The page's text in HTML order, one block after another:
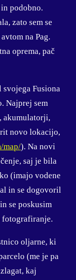
podobno.
zato sem se
na Pag.
oprema, pač
Fusiona
Najprej sem
akumulatorji,
novo lokacijo,
map/). Na novi
saj je bila
(imajo vodene
in se dogovoril
se poskusim
oljarne, ki
(me je pa
kaj